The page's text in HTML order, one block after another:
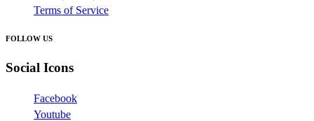
Terms of Service
FOLLOW US
Social Icons
Facebook
Youtube